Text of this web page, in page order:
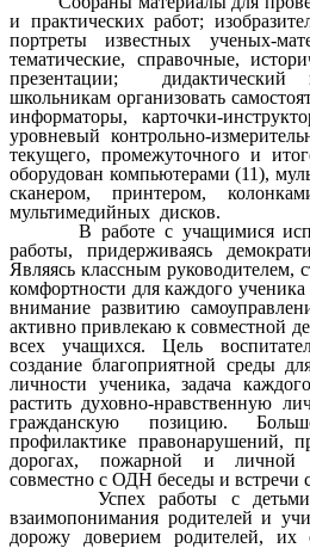
и практических работ;
портреты известных ученых-
тематические, справочные,
презентации; дидактический
школьникам организовать
информаторы, карточки-
уровневый контрольно-
текущего, промежуточного и
оборудован компьютерами (11),
сканером, принтером,
мультимедийных дисков.
В работе с учащимися
работы, придерживаясь
Являясь классным руководителем,
комфортности для каждого
внимание развитию
активно привлекаю к совместной
всех учащихся. Цель
создание благоприятной среды
личности ученика, задача
растить духовно-нравственную
гражданскую позицию.
профилактике правонарушений,
дорогах, пожарной и личной
совместно с ОДН беседы и встречи
Успех работы с детьми
взаимопонимания родителей и
дорожу доверием родителей, их